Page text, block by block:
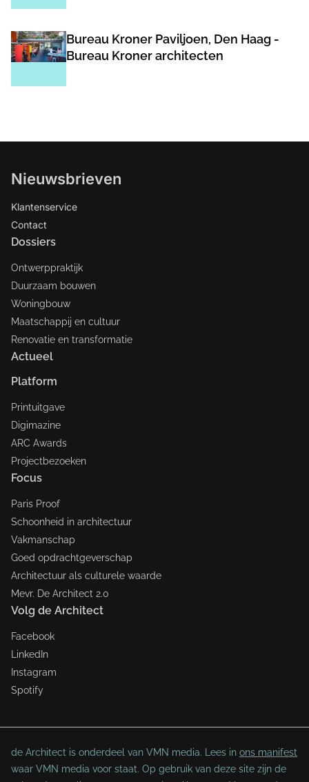
Bureau Kroner Paviljoen, Den Haag -
Bureau Kroner architecten
Nieuwsbrieven
Klantenservice
Contact
Dossiers
Ontwerppraktijk
Duurzaam bouwen
Woningbouw
Maatschappij en cultuur
Renovatie en transformatie
Actueel
Platform
Printuitgave
Digimazine
ARC Awards
Projectbezoeken
Focus
Paris Proof
Schoonheid in architectuur
Vakmanschap
Goed opdrachtgeverschap
Architectuur als culturele waarde
Mevr. De Architect 2.0
Volg de Architect
Facebook
LinkedIn
Instagram
Spotify
de Architect is onderdeel van VMN media. Lees in ons manifest
waar VMN media voor staat. Op gebruik van deze site zijn de